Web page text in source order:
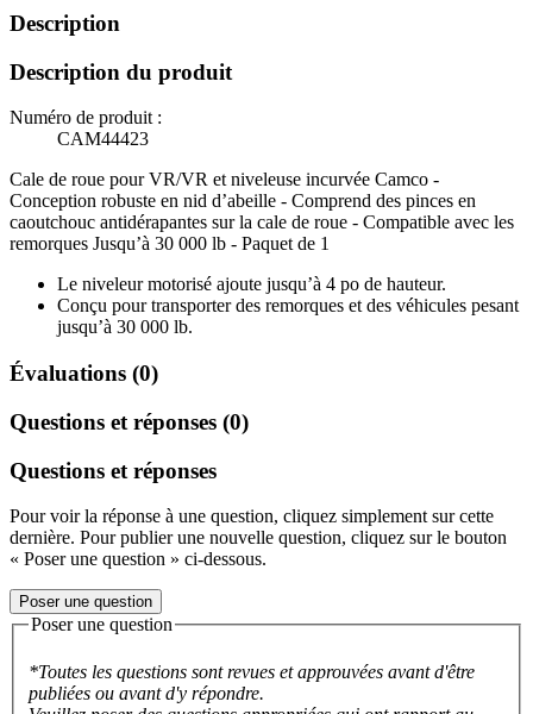
Description
Description du produit
Numéro de produit :
CAM44423
Cale de roue pour VR/VR et niveleuse incurvée Camco -
Conception robuste en nid d’abeille - Comprend des pinces en
caoutchouc antidérapantes sur la cale de roue - Compatible avec les
remorques Jusqu’à 30 000 lb - Paquet de 1
Le niveleur motorisé ajoute jusqu’à 4 po de hauteur.
Conçu pour transporter des remorques et des véhicules pesant
jusqu’à 30 000 lb.
Évaluations (0)
Questions et réponses (0)
Questions et réponses
Pour voir la réponse à une question, cliquez simplement sur cette
dernière. Pour publier une nouvelle question, cliquez sur le bouton
« Poser une question » ci-dessous.
Poser une question
Poser une question
*Toutes les questions sont revues et approuvées avant d'être
publiées ou avant d'y répondre.